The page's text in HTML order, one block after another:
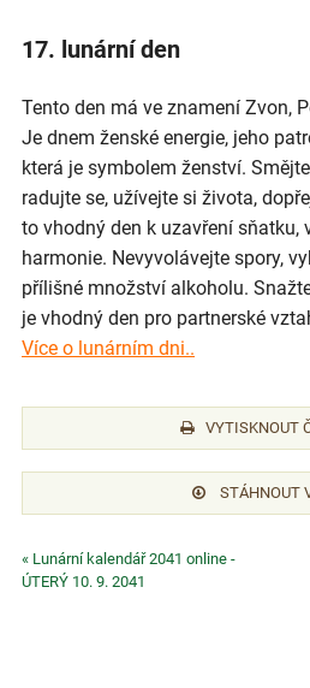
17. lunární den
Tento den má ve znamení Zvon,
Je dnem ženské energie, jeho
která je symbolem ženství.
radujte se, užívejte si života,
to vhodný den k uzavření sňatku,
harmonie. Nevyvolávejte spory,
přílišné množství alkoholu.
je vhodný den pro partnerské
Více o lunárním dni..
VYTISKNOUT
STÁHNOUT
« Lunární kalendář 2041 online -
ÚTERÝ 10. 9. 2041